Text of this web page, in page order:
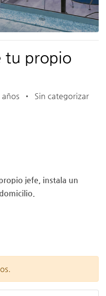
tu propio
años • Sin categorizar
jefe, instala un